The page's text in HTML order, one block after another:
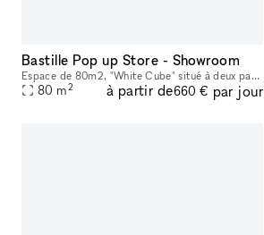
Bastille Pop up Store - Showroom
Espace de 80m2, "White Cube" situé à deux pas de la Place de la Bastille, rue de Charenton. Disponible durant les périodes de Fashion week pour présenter votre marque, préparer des évènements. Poss
80 m2 à partir de660 € par jour